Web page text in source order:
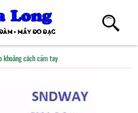
khoảng cách cầm tay